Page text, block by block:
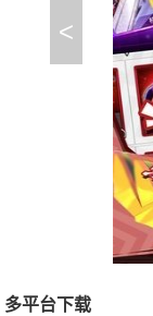
<
多平台下载